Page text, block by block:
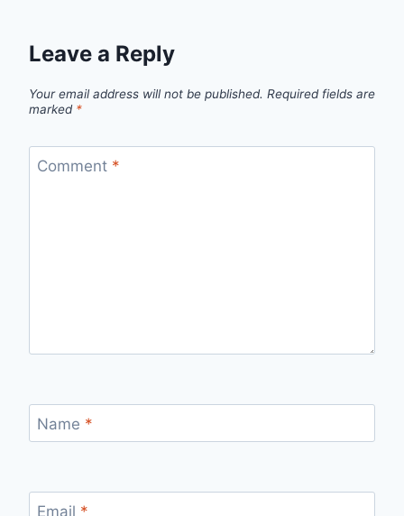
Leave a Reply
Your email address will not be published. Required fields are
marked *
Comment *
Name *
Email *